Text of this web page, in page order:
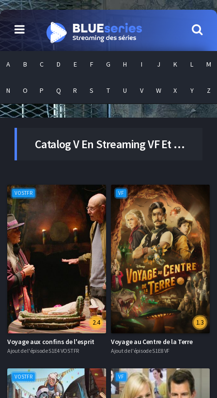
A B C D E F G H I J K L M
N O P Q R S T U V W X Y Z
CatalogVEn Streaming VF Et VOSTFR En Illimité
VOSTFR
2.4
Voyage aux confins de l'esprit
Ajout de l'épisode S1E4 VOSTFR
VF
1.3
Voyage au Centre de la Terre
Ajout de l'épisode S1E8 VF
VOSTFR VF